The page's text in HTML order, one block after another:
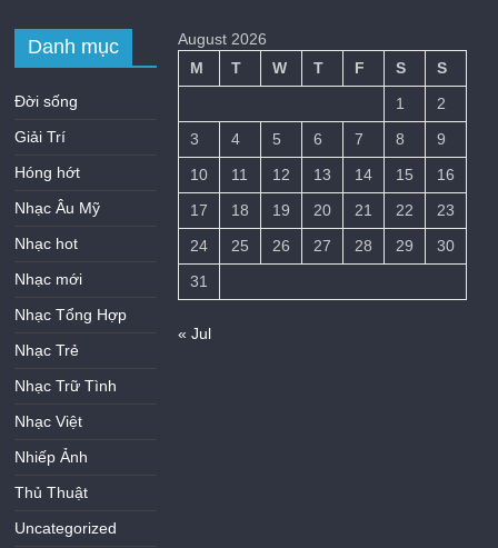
Danh mục
Đời sống
Giải Trí
Hóng hớt
Nhạc Âu Mỹ
Nhạc hot
Nhạc mới
Nhạc Tổng Hợp
Nhạc Trẻ
Nhạc Trữ Tình
Nhạc Việt
Nhiếp Ảnh
Thủ Thuật
Uncategorized
August 2026
M
T W T F S
S
1
2
3
4 5 6 7 8
9
10
11 12 13 14 15
16
17
18 19 20 21 22
23
24
25 26 27 28 29
30
31
« Jul